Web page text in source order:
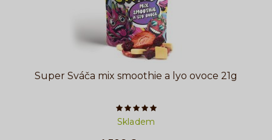
Super Sváča mix smoothie a lyo ovoce 21g
Počet hvězdiček je 5 z 5
Skladem